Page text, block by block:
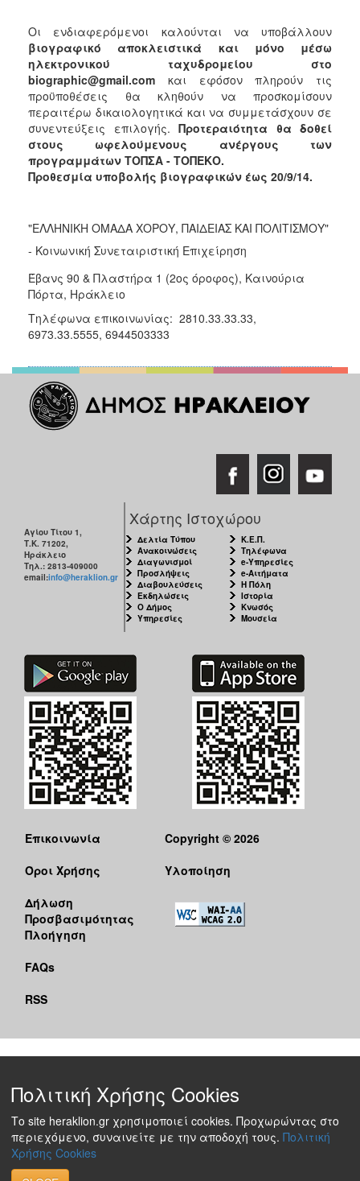
Οι ενδιαφερόμενοι καλούνται να υποβάλλουν
βιογραφικό αποκλειστικά και μόνο μέσω
ηλεκτρονικού ταχυδρομείου στο
biographic@gmail.com και εφόσον πληρούν τις
προϋποθέσεις θα κληθούν να προσκομίσουν
περαιτέρω δικαιολογητικά και να συμμετάσχουν σε
συνεντεύξεις επιλογής. Προτεραιότητα θα δοθεί
στους ωφελούμενους ανέργους των
προγραμμάτων ΤΟΠΣΑ - ΤΟΠΕΚΟ.
Προθεσμία υποβολής βιογραφικών έως 20/9/14.
"ΕΛΛΗΝΙΚΗ ΟΜΑΔΑ ΧΟΡΟΥ, ΠΑΙΔΕΙΑΣ ΚΑΙ ΠΟΛΙΤΙΣΜΟΥ"
- Κοινωνική Συνεταιριστική Επιχείρηση
Έβανς 90 & Πλαστήρα 1 (2ος όροφος), Καινούρια
Πόρτα, Ηράκλειο
Τηλέφωνα επικοινωνίας: 2810.33.33.33,
6973.33.5555, 6944503333
Αγίου Τίτου 1,
Τ.Κ. 71202,
Ηράκλειο
Τηλ.: 2813-409000
email:info@heraklion.gr
Χάρτης Ιστοχώρου
Δελτία Τύπου
Ανακοινώσεις
Διαγωνισμοί
Προσλήψεις
Διαβουλεύσεις
Εκδηλώσεις
Ο Δήμος
Υπηρεσίες
Κ.Ε.Π.
Τηλέφωνα
e-Υπηρεσίες
e-Αιτήματα
Η Πόλη
Ιστορία
Κνωσός
Μουσεία
Επικοινωνία
Όροι Χρήσης
Δήλωση
Προσβασιμότητας
Πλοήγηση
FAQs
RSS
Copyright © 2026
Υλοποίηση
Πολιτική Χρήσης Cookies
Το site heraklion.gr χρησιμοποιεί cookies. Προχωρώντας στο
περιεχόμενο, συναινείτε με την αποδοχή τους. Πολιτική
Χρήσης Cookies